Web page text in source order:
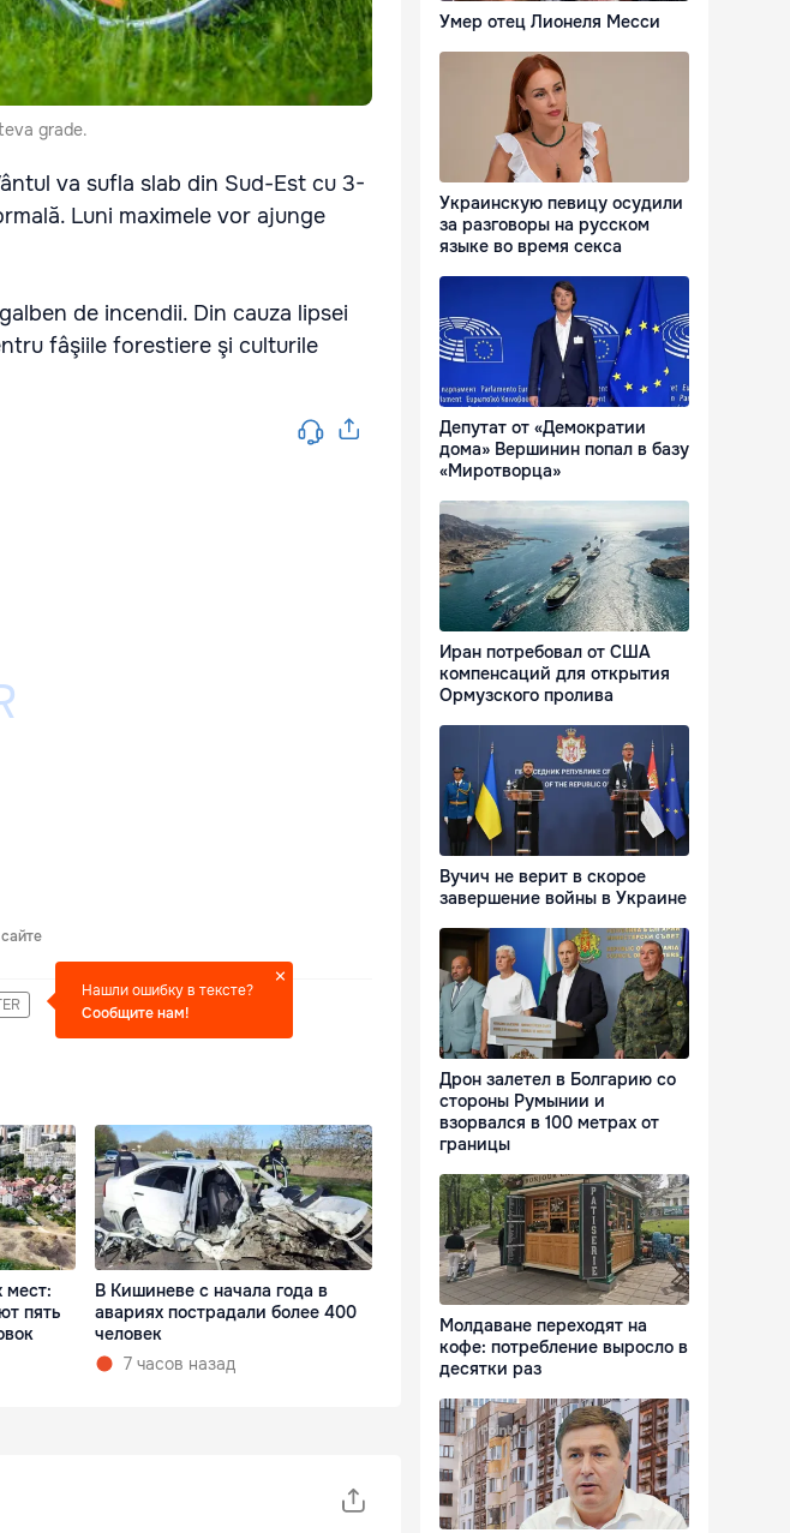
grade.
va sufla slab din Sud-Est cu 3-
Luni maximele vor ajunge
de incendii. Din cauza lipsei
fâşiile forestiere şi culturile
Нашли ошибку в тексте?
Сообщите нам!
мест:
пять
В Кишиневе с начала года в
авариях пострадали более 400
человек
7 часов назад
Умер отец Лионеля Месси
Украинскую певицу осудили
за разговоры на русском
языке во время секса
Депутат от «Демократии
дома» Вершинин попал в базу
«Миротворца»
Иран потребовал от США
компенсаций для открытия
Ормузского пролива
Вучич не верит в скорое
завершение войны в Украине
Дрон залетел в Болгарию со
стороны Румынии и
взорвался в 100 метрах от
границы
Молдаване переходят на
кофе: потребление выросло в
десятки раз